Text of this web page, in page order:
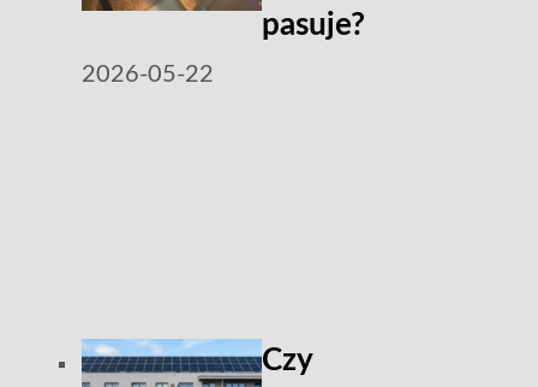
pasuje?
2026-05-22
Czy